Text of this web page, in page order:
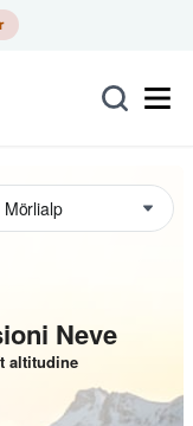
Neve
altitudine